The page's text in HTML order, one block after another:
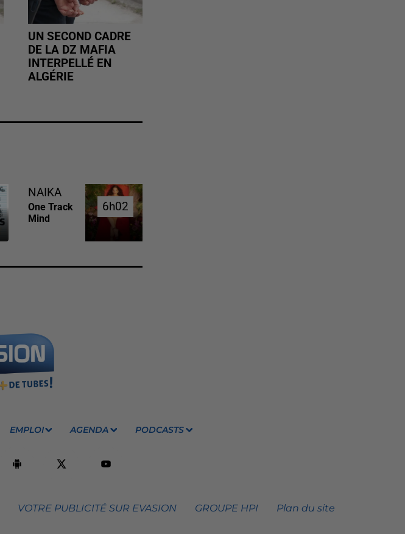
UN SECOND CADRE
DE LA DZ MAFIA
INTERPELLÉ EN
ALGÉRIE
NAIKA
One Track
Mind
6h02
6h02
EMPLOI AGENDA PODCASTS
VOTRE PUBLICITÉ SUR EVASION GROUPE HPI Plan du site